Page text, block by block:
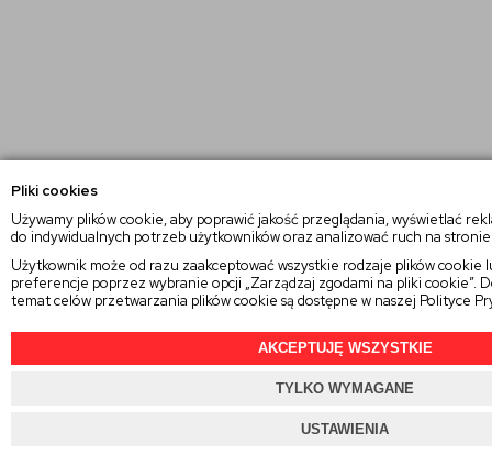
Pliki cookies
Używamy plików cookie, aby poprawić jakość przeglądania, wyświetlać
do indywidualnych potrzeb użytkowników oraz analizować ruch na
Użytkownik może od razu zaakceptować wszystkie rodzaje plików cookie
preferencje poprzez wybranie opcji „Zarządzaj zgodami na pliki cookie”.
temat celów przetwarzania plików cookie są dostępne w naszej Polityce
AKCEPTUJĘ WSZYSTKIE
TYLKO WYMAGANE
USTAWIENIA